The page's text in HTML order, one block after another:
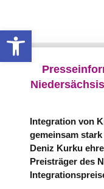
Werkzeugleiste öffnen
Integration von
gemeinsam
Deniz Kurku
Preisträger des